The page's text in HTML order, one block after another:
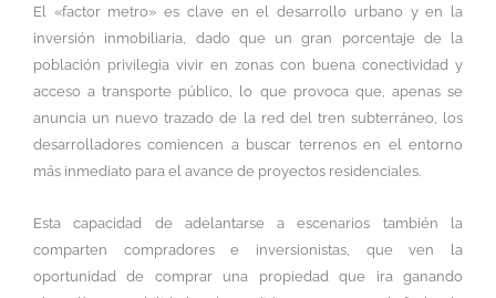
El «factor metro» es clave en el desarrollo urbano y en la
inversión inmobiliaria, dado que un gran porcentaje de la
población privilegia vivir en zonas con buena conectividad y
acceso a transporte público, lo que provoca que, apenas se
anuncia un nuevo trazado de la red del tren subterráneo, los
desarrolladores comiencen a buscar terrenos en el entorno
más inmediato para el avance de proyectos residenciales.
Esta capacidad de adelantarse a escenarios también la
comparten compradores e inversionistas, que ven la
oportunidad de comprar una propiedad que ira ganando